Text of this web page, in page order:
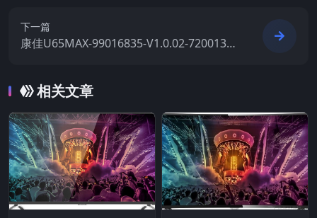
下一篇
康佳U65MAX-99016835-V1.0.02-72001347
相关文章